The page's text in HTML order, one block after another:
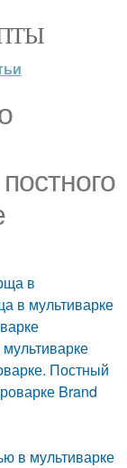
в
в мультиварке
Постный
Brand
в мультиварке